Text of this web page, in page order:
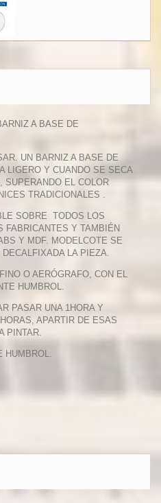
A BASE DE
UN BARNIZ A BASE DE
LIGERO Y CUANDO SE SECA
SUPERANDO EL COLOR
TRADICIONALES .
SOBRE TODOS LOS
FABRICANTES Y TAMBIÉN
Y MDF. MODELCOTE SE
LA PIEZA.
O AERÓGRAFO, CON EL
HUMBROL.
PASAR UNA 1HORA Y
APARTIR DE ESAS
PINTAR.
HUMBROL.